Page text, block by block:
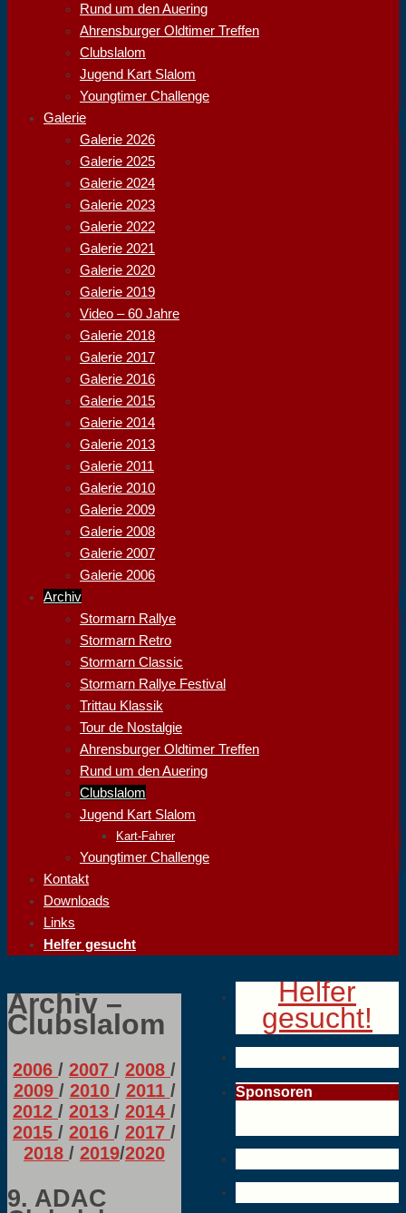
Rund um den Auering
Ahrensburger Oldtimer Treffen
Clubslalom
Jugend Kart Slalom
Youngtimer Challenge
Galerie
Galerie 2026
Galerie 2025
Galerie 2024
Galerie 2023
Galerie 2022
Galerie 2021
Galerie 2020
Galerie 2019
Video – 60 Jahre
Galerie 2018
Galerie 2017
Galerie 2016
Galerie 2015
Galerie 2014
Galerie 2013
Galerie 2011
Galerie 2010
Galerie 2009
Galerie 2008
Galerie 2007
Galerie 2006
Archiv
Stormarn Rallye
Stormarn Retro
Stormarn Classic
Stormarn Rallye Festival
Trittau Klassik
Tour de Nostalgie
Ahrensburger Oldtimer Treffen
Rund um den Auering
Clubslalom
Jugend Kart Slalom
Kart-Fahrer
Youngtimer Challenge
Kontakt
Downloads
Links
Helfer gesucht
Archiv –
Clubslalom
2006 / 2007 / 2008 /
2009 / 2010 / 2011 /
2012 / 2013 / 2014 /
2015 / 2016 / 2017 /
2018 / 2019/2020
9. ADAC
Helfer
gesucht!
Sponsoren